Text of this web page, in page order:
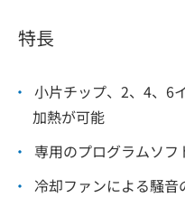
特長
小片チップ、2、4、6
加熱が可能
専用のプログラムソ
冷却ファンによる騒音